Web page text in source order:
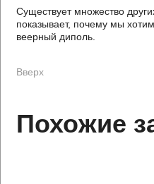
Существует множество
показывает, почему мы
веерный диполь.
Вверх
Похожие